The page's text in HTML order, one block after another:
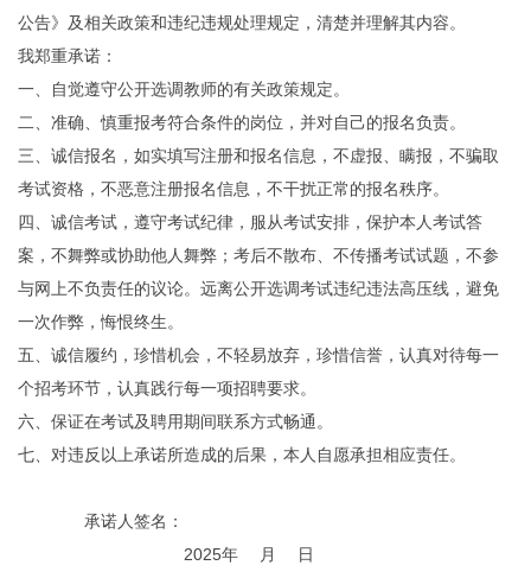
公告》及相关政策和违纪违规处理规定，清楚并理解其内容。
我郑重承诺：
一、自觉遵守公开选调教师的有关政策规定。
二、准确、慎重报考符合条件的岗位，并对自己的报名负责。
三、诚信报名，如实填写注册和报名信息，不虚报、瞒报，不骗取
考试资格，不恶意注册报名信息，不干扰正常的报名秩序。
四、诚信考试，遵守考试纪律，服从考试安排，保护本人考试答
案，不舞弊或协助他人舞弊；考后不散布、不传播考试试题，不参
与网上不负责任的议论。远离公开选调考试违纪违法高压线，避免
一次作弊，悔恨终生。
五、诚信履约，珍惜机会，不轻易放弃，珍惜信誉，认真对待每一
个招考环节，认真践行每一项招聘要求。
六、保证在考试及聘用期间联系方式畅通。
七、对违反以上承诺所造成的后果，本人自愿承担相应责任。
承诺人签名：
2025年 月 日